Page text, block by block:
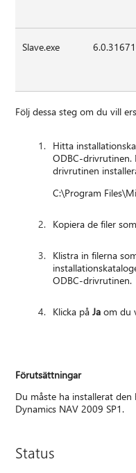
Slave.exe
Följ dessa steg om du vill
Hitta
ODBC-drivrutinen.
drivrutinen
C:\Program
Kopiera de filer
Klistra in filerna
ODBC-drivrutinen.
Klicka påJa om du
Förutsättningar
Du måste ha installerat
Dynamics NAV 2009 SP1.
Status